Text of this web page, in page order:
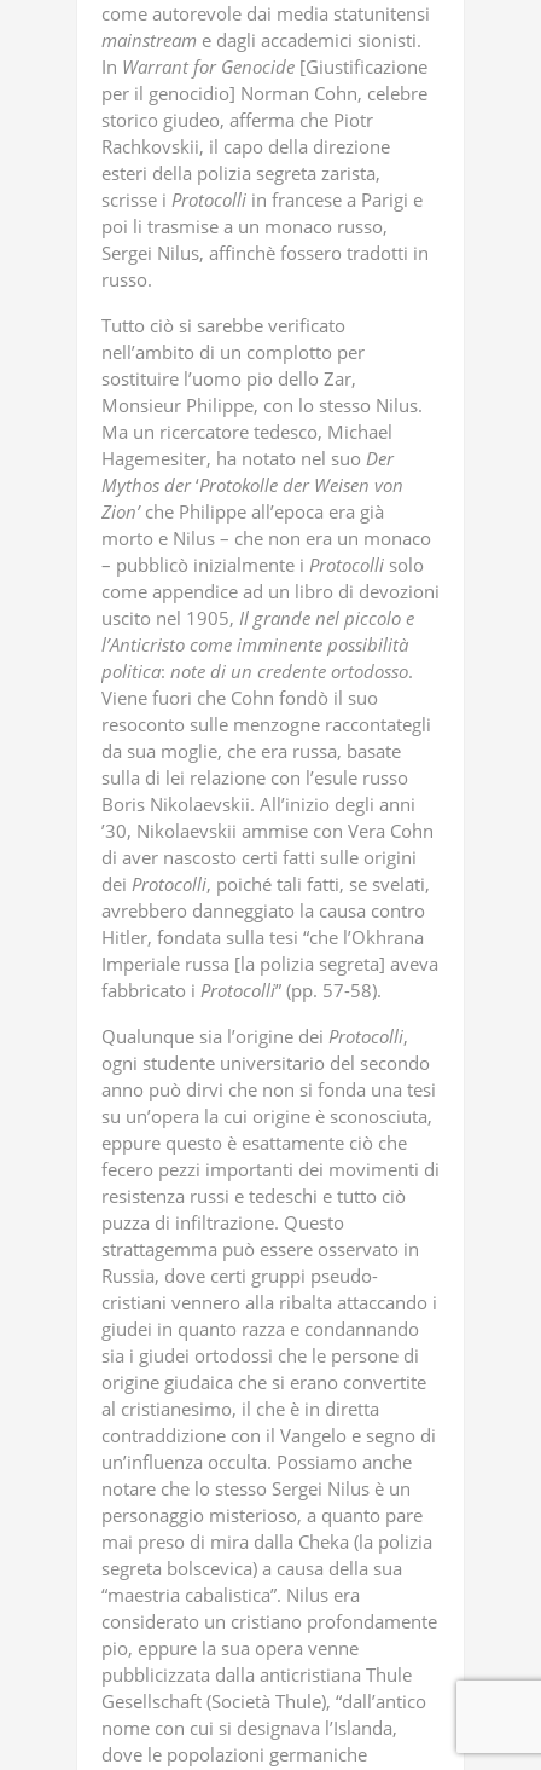
come autorevole dai media statunitensi
mainstream e dagli accademici sionisti.
In Warrant for Genocide [Giustificazione
per il genocidio] Norman Cohn, celebre
storico giudeo, afferma che Piotr
Rachkovskii, il capo della direzione
esteri della polizia segreta zarista,
scrisse i Protocolli in francese a Parigi e
poi li trasmise a un monaco russo,
Sergei Nilus, affinchè fossero tradotti in
russo.
Tutto ciò si sarebbe verificato
nell’ambito di un complotto per
sostituire l’uomo pio dello Zar,
Monsieur Philippe, con lo stesso Nilus.
Ma un ricercatore tedesco, Michael
Hagemesiter, ha notato nel suo Der
Mythos der‘Protokolle der Weisen von
Zion’che Philippe all’epoca era già
morto e Nilus – che non era un monaco
– pubblicò inizialmente i Protocolli solo
come appendice ad un libro di devozioni
uscito nel 1905, Il grande nel piccolo e
l’Anticristo come imminente possibilità
politica: note di un credente ortodosso.
Viene fuori che Cohn fondò il suo
resoconto sulle menzogne raccontategli
da sua moglie, che era russa, basate
sulla di lei relazione con l’esule russo
Boris Nikolaevskii. All’inizio degli anni
’30, Nikolaevskii ammise con Vera Cohn
di aver nascosto certi fatti sulle origini
dei Protocolli, poiché tali fatti, se svelati,
avrebbero danneggiato la causa contro
Hitler, fondata sulla tesi “che l’Okhrana
Imperiale russa [la polizia segreta] aveva
fabbricato i Protocolli” (pp. 57-58).
Qualunque sia l’origine dei Protocolli,
ogni studente universitario del secondo
anno può dirvi che non si fonda una tesi
su un’opera la cui origine è sconosciuta,
eppure questo è esattamente ciò che
fecero pezzi importanti dei movimenti di
resistenza russi e tedeschi e tutto ciò
puzza di infiltrazione. Questo
strattagemma può essere osservato in
Russia, dove certi gruppi pseudo-
cristiani vennero alla ribalta attaccando i
giudei in quanto razza e condannando
sia i giudei ortodossi che le persone di
origine giudaica che si erano convertite
al cristianesimo, il che è in diretta
contraddizione con il Vangelo e segno di
un’influenza occulta. Possiamo anche
notare che lo stesso Sergei Nilus è un
personaggio misterioso, a quanto pare
mai preso di mira dalla Cheka (la polizia
segreta bolscevica) a causa della sua
“maestria cabalistica”. Nilus era
considerato un cristiano profondamente
pio, eppure la sua opera venne
pubblicizzata dalla anticristiana Thule
Gesellschaft (Società Thule), “dall’antico
nome con cui si designava l’Islanda,
dove le popolazioni germaniche